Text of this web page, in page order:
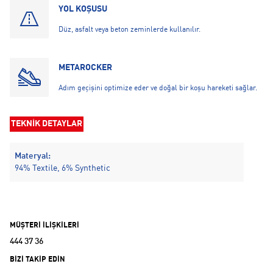
YOL KOŞUSU
Düz, asfalt veya beton zeminlerde kullanılır.
METAROCKER
Adım geçişini optimize eder ve doğal bir koşu hareketi sağlar.
TEKNİK DETAYLAR
Materyal:
94% Textile, 6% Synthetic
MÜŞTERİ İLİŞKİLERİ
444 37 36
BİZİ TAKİP EDİN